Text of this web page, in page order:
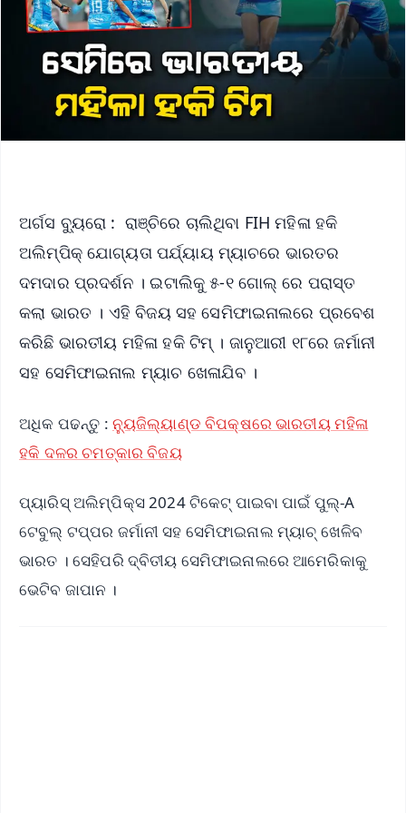
ଅର୍ଗସ ବ୍ୟୁରୋ : ରାଞ୍ଚିରେ ଚାଲିଥିବା FIH ମହିଳା ହକି
ଅଲିମ୍ପିକ୍ ଯୋଗ୍ୟତା ପର୍ଯ୍ୟାୟ ମ୍ୟାଚରେ ଭାରତର
ଦମଦାର ପ୍ରଦର୍ଶନ । ଇଟାଲିକୁ ୫-୧ ଗୋଲ୍‌ ରେ ପରାସ୍ତ
କଲା ଭାରତ । ଏହି ବିଜୟ ସହ ସେମିଫାଇନାଲରେ ପ୍ରବେଶ
କରିଛି ଭାରତୀୟ ମହିଳା ହକି ଟିମ୍‌ । ଜାନୁଆରୀ ୧୮ରେ ଜର୍ମାନୀ
ସହ ସେମିଫାଇନାଲ ମ୍ୟାଚ ଖେଳାଯିବ ।
ଅଧିକ ପଢନ୍ତୁ : ନ୍ୟୁଜିଲ୍ୟାଣ୍ଡ ବିପକ୍ଷରେ ଭାରତୀୟ ମହିଳା
ହକି ଦଳର ଚମତ୍କାର ବିଜୟ
ପ୍ୟାରିସ୍ ଅଲିମ୍ପିକ୍ସ 2024 ଟିକେଟ୍ ପାଇବା ପାଇଁ ପୁଲ୍-A
ଟେବୁଲ୍ ଟପ୍ପର ଜର୍ମାନୀ ସହ ସେମିଫାଇନାଲ ମ୍ୟାଚ୍‌ ଖେଳିବ
ଭାରତ । ସେହିପରି ଦ୍ବିତୀୟ ସେମିଫାଇନାଲରେ ଆମେରିକାକୁ
ଭେଟିବ ଜାପାନ ।